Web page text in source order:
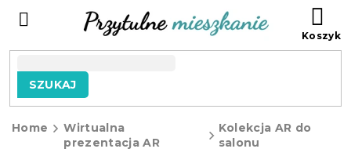
SZUKAJ
Home
Wirtualna
prezentacja AR
Kolekcja AR do
salonu